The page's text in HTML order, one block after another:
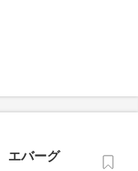
エバーグ